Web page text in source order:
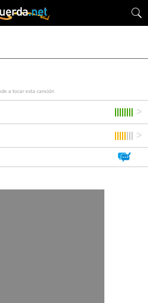
a tocar esta canción